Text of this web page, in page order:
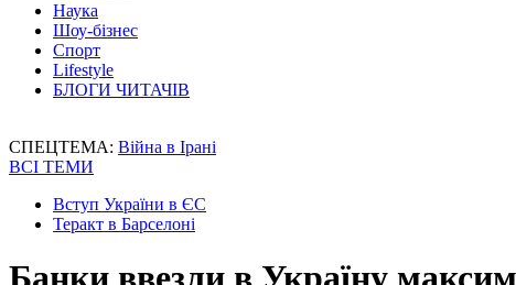
Наука
Шоу-бізнес
Спорт
Lifestyle
БЛОГИ ЧИТАЧІВ
СПЕЦТЕМА: Війна в Ірані
ВСІ ТЕМИ
Вступ України в ЄС
Теракт в Барселоні